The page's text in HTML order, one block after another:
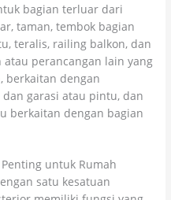
bagian terluar dari
taman, tembok bagian
teralis, railing balkon, dan
perancangan lain yang
berkaitan dengan
garasi atau pintu, dan
berkaitan dengan bagian
untuk Rumah
satu kesatuan